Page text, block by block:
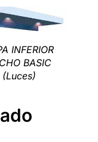
INFERIOR
BASIC
(Luces)